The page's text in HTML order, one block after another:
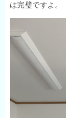
は完璧ですよ。